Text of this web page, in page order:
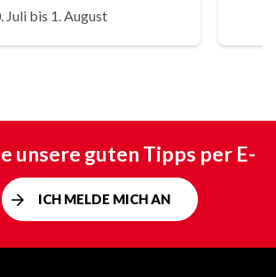
Juli bis 1. August
unsere guten Tipps per E-
ICH MELDE MICH AN